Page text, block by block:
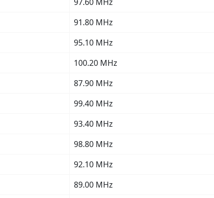
91.80 MHz
95.10 MHz
100.20 MHz
87.90 MHz
99.40 MHz
93.40 MHz
98.80 MHz
92.10 MHz
89.00 MHz